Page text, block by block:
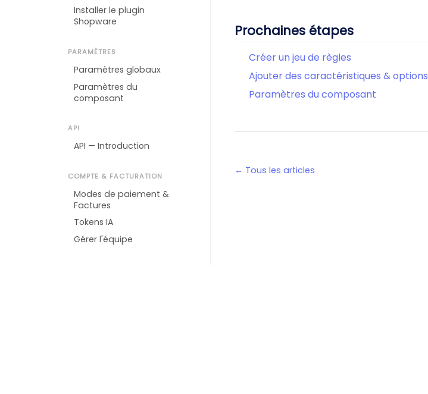
Installer le plugin
Shopware
PARAMÈTRES
Paramètres globaux
Paramètres du
composant
API
API — Introduction
COMPTE & FACTURATION
Modes de paiement &
Factures
Tokens IA
Gérer l'équipe
Prochaines étapes
Créer un jeu de règles
Ajouter des caractéristiques & options
Paramètres du composant
← Tous les articles